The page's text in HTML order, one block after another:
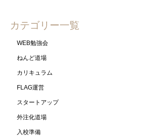
カテゴリー一覧
WEB勉強会
ねんど道場
カリキュラム
FLAG運営
スタートアップ
外注化道場
入校準備